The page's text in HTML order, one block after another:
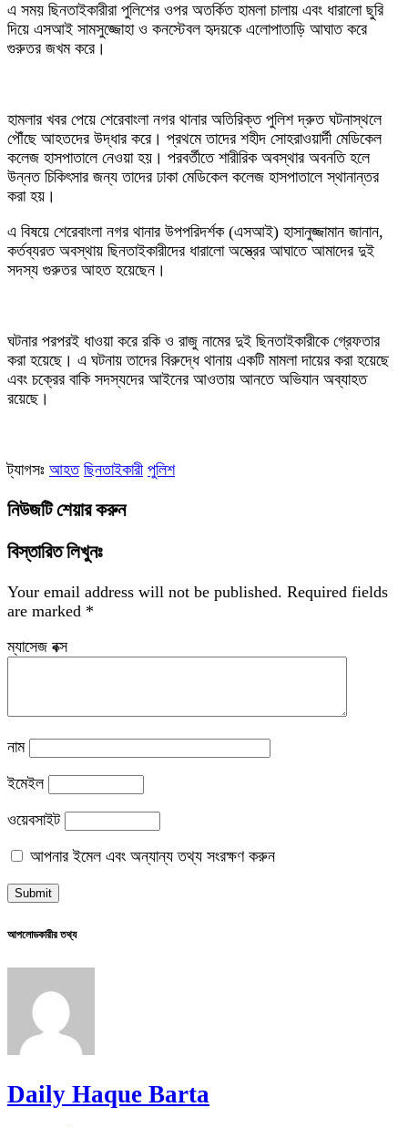
এ সময় ছিনতাইকারীরা পুলিশের ওপর অতর্কিত হামলা চালায় এবং ধারালো ছুরি
দিয়ে এসআই সামসুজ্জোহা ও কনস্টেবল হৃদয়কে এলোপাতাড়ি আঘাত করে
গুরুতর জখম করে।
‎হামলার খবর পেয়ে শেরেবাংলা নগর থানার অতিরিক্ত পুলিশ দ্রুত ঘটনাস্থলে
পৌঁছে আহতদের উদ্ধার করে। প্রথমে তাদের শহীদ সোহরাওয়ার্দী মেডিকেল
কলেজ হাসপাতালে নেওয়া হয়। পরবর্তীতে শারীরিক অবস্থার অবনতি হলে
উন্নত চিকিৎসার জন্য তাদের ঢাকা মেডিকেল কলেজ হাসপাতালে স্থানান্তর
করা হয়।
‎এ বিষয়ে শেরেবাংলা নগর থানার উপপরিদর্শক (এসআই) হাসানুজ্জামান জানান,
কর্তব্যরত অবস্থায় ছিনতাইকারীদের ধারালো অস্ত্রের আঘাতে আমাদের দুই
সদস্য গুরুতর আহত হয়েছেন।
‎ঘটনার পরপরই ধাওয়া করে রকি ও রাজু নামের দুই ছিনতাইকারীকে গ্রেফতার
করা হয়েছে। এ ঘটনায় তাদের বিরুদ্ধে থানায় একটি মামলা দায়ের করা হয়েছে
এবং চক্রের বাকি সদস্যদের আইনের আওতায় আনতে অভিযান অব্যাহত
রয়েছে।
ট্যাগসঃ আহত ছিনতাইকারী পুলিশ
নিউজটি শেয়ার করুন
বিস্তারিত লিখুনঃ
Your email address will not be published. Required fields
are marked *
ম্যাসেজ বক্স
নাম
ইমেইল
ওয়েবসাইট
আপনার ইমেল এবং অন্যান্য তথ্য সংরক্ষণ করুন
আপলোডকারীর তথ্য
Daily Haque Barta